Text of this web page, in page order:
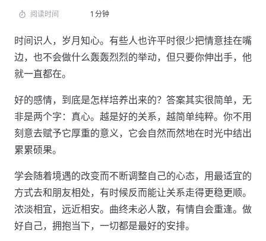
阅读时间 1 分钟
时间识人，岁月知心。有些人也许平时很少把情意挂在嘴
边，也不会做什么轰轰烈烈的举动，但只要你伸出手，他
就一直都在。
好的感情，到底是怎样培养出来的？答案其实很简单，无
非是两个字：真心。越是好的关系，越简单纯粹。你不用
刻意去赋予它厚重的意义，它会自然而然地在时光中结出
累累硕果。
学会随着境遇的改变而不断调整自己的心态，用最适宜的
方式去和朋友相处，有时候反而能让关系走得更稳更顺。
浓淡相宜，远近相安。曲终未必人散，有情自会重逢。做
好自己，拥抱当下，一切都是最好的安排。